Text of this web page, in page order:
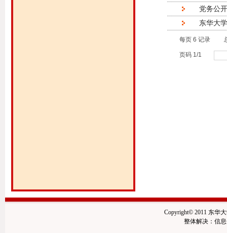
党务公
东华大
每页 6 记录
页码 1/1
Copyright© 2011 东华
整体解决：信